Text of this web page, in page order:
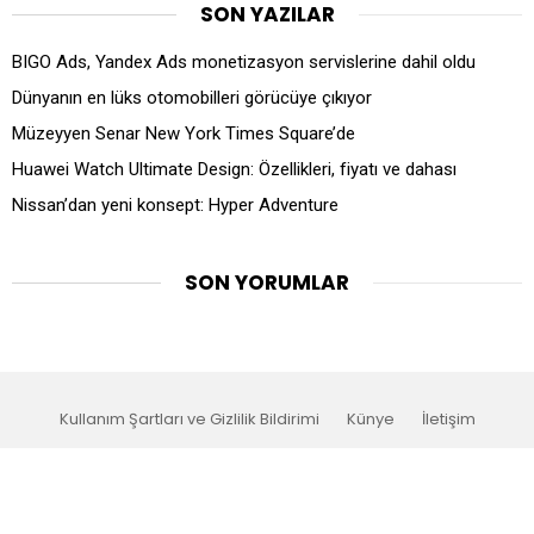
SON YAZILAR
BIGO Ads, Yandex Ads monetizasyon servislerine dahil oldu
Dünyanın en lüks otomobilleri görücüye çıkıyor
Müzeyyen Senar New York Times Square’de
Huawei Watch Ultimate Design: Özellikleri, fiyatı ve dahası
Nissan’dan yeni konsept: Hyper Adventure
SON YORUMLAR
Kullanım Şartları ve Gizlilik Bildirimi Künye İletişim